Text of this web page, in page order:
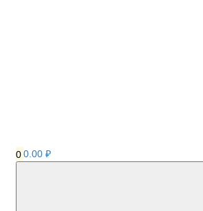
00.00 ₽